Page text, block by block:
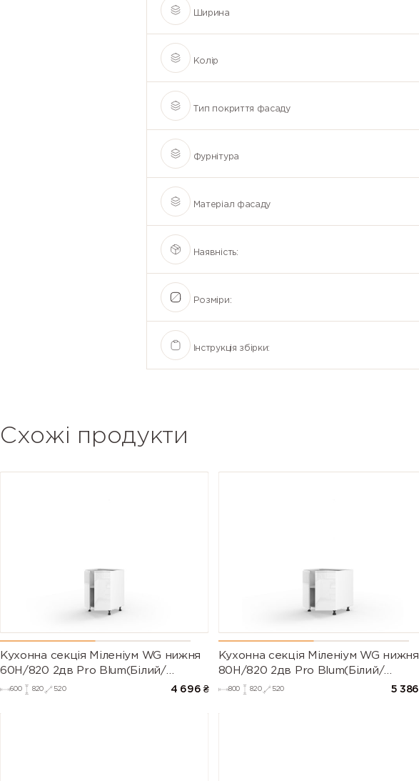
Ширина
Колір
Тип покриття фасаду
Фурнітура
Матеріал фасаду
Наявність:
Розміри:
Інструкція збірки:
Схожі продукти
Кухонна секція Міленіум WG нижня
60Н/820 2дв Pro Blum(Білий/
Глянець Білий)
600 820 520 4 696 ₴
Кухонна секція Міленіум WG нижня
80Н/820 2дв Pro Blum(Білий/
Глянець Білий (Серія М))
800 820 520 5 386